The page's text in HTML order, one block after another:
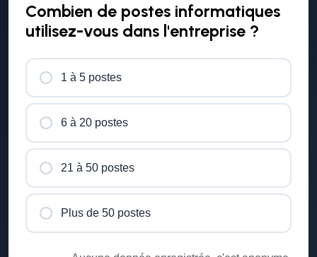
Combien de postes informatiques
utilisez-vous dans l'entreprise ?
1 à 5 postes
6 à 20 postes
21 à 50 postes
Plus de 50 postes